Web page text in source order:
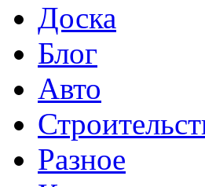
Доска
Блог
Авто
Разное